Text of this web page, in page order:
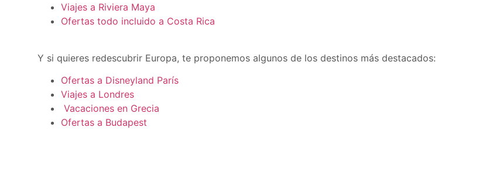
Viajes a Riviera Maya
Ofertas todo incluido a Costa Rica
Y si quieres redescubrir Europa, te proponemos algunos de los destinos más destacados:
Ofertas a Disneyland París
Viajes a Londres
Vacaciones en Grecia
Ofertas a Budapest